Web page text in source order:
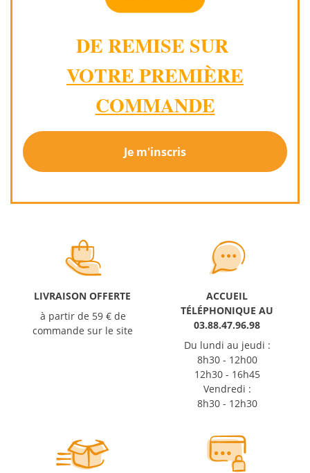
DE REMISE SUR
VOTRE PREMIÈRE
COMMANDE
Je m'inscris
LIVRAISON OFFERTE
à partir de 59 € de
commande sur le site
ACCUEIL
TÉLÉPHONIQUE AU
03.88.47.96.98
Du lundi au jeudi :
8h30 - 12h00
12h30 - 16h45
Vendredi :
8h30 - 12h30